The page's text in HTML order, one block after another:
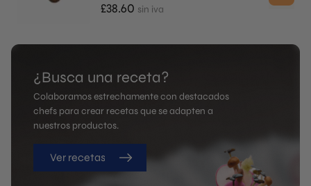
£38.60 sin iva
¿Busca una receta?
Colaboramos estrechamente con destacados
chefs para crear recetas que se adapten a
nuestros productos.
Ver recetas